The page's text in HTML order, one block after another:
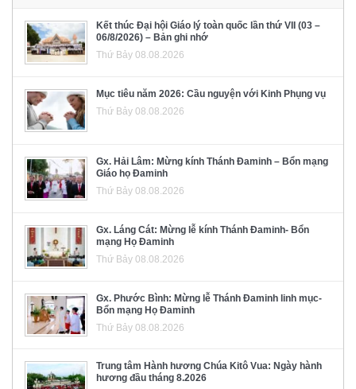
Kết thúc Đại hội Giáo lý toàn quốc lần thứ VII (03 –
06/8/2026) – Bản ghi nhớ
Thứ Bảy 08.08.2026
Mục tiêu năm 2026: Cầu nguyện với Kinh Phụng vụ
Thứ Bảy 08.08.2026
Gx. Hải Lâm: Mừng kính Thánh Đaminh – Bổn mạng
Giáo họ Đaminh
Thứ Bảy 08.08.2026
Gx. Láng Cát: Mừng lễ kính Thánh Đaminh- Bổn
mạng Họ Đaminh
Thứ Bảy 08.08.2026
Gx. Phước Bình: Mừng lễ Thánh Đaminh linh mục-
Bổn mạng Họ Đaminh
Thứ Bảy 08.08.2026
Trung tâm Hành hương Chúa Kitô Vua: Ngày hành
hương đầu tháng 8.2026